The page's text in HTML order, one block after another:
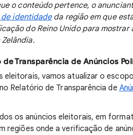
o conteúdo pertence, o
identidade da região em que
do Reino Unido para mostrar
Transparência de Anúncios
eleitorais, vamos atualizar o
Relatório de Transparência de
os anúncios eleitorais, em
regiões onde a verificação de